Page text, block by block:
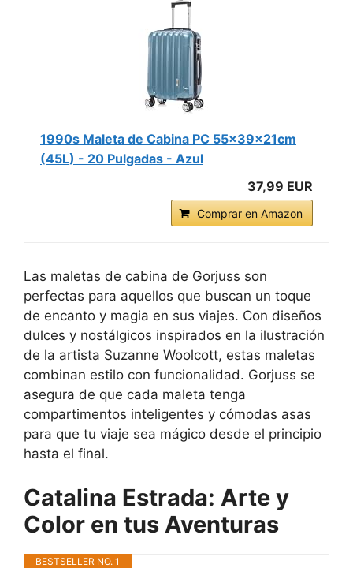
1990s Maleta de Cabina PC 55x39x21cm
(45L) - 20 Pulgadas - Azul
37,99 EUR
Comprar en Amazon
Las maletas de cabina de Gorjuss son
perfectas para aquellos que buscan un toque
de encanto y magia en sus viajes. Con diseños
dulces y nostálgicos inspirados en la ilustración
de la artista Suzanne Woolcott, estas maletas
combinan estilo con funcionalidad. Gorjuss se
asegura de que cada maleta tenga
compartimentos inteligentes y cómodas asas
para que tu viaje sea mágico desde el principio
hasta el final.
Catalina Estrada: Arte y
Color en tus Aventuras
BESTSELLER NO. 1